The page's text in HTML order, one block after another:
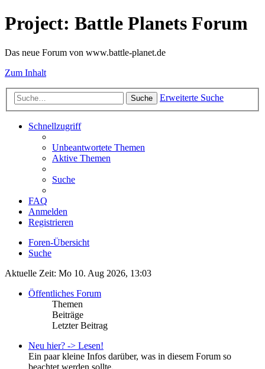
Project: Battle Planets Forum
Das neue Forum von www.battle-planet.de
Zum Inhalt
Suche Erweiterte Suche
Schnellzugriff
Unbeantwortete Themen
Aktive Themen
Suche
FAQ
Anmelden
Registrieren
Foren-Übersicht
Suche
Aktuelle Zeit: Mo 10. Aug 2026, 13:03
Öffentliches Forum
Themen
Beiträge
Letzter Beitrag
Neu hier? -> Lesen!
Ein paar kleine Infos darüber, was in diesem Forum so